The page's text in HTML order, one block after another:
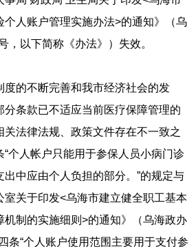
个人账户管理实施办法>的通知》（乌
，以下简称《办法》）失效。
的不断完善和我市经济社会的发
分条款已不适应当前医疗保障管理的
关法律法规、政策文件存在不一致之
个人帐户只能用于参保人员小病门诊
出中应由个人负担的部分。”的规定与
室关于印发<乌海市建立健全职工基本
机制的实施细则>的通知》（乌海政办
条“个人账户使用范围主要用于支付参